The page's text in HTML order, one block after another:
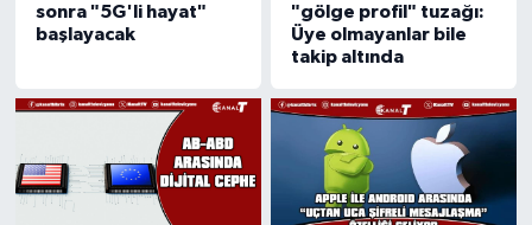
sonra "5G'li hayat"
başlayacak
"gölge profil" tuzağı:
Üye olmayanlar bile
takip altında